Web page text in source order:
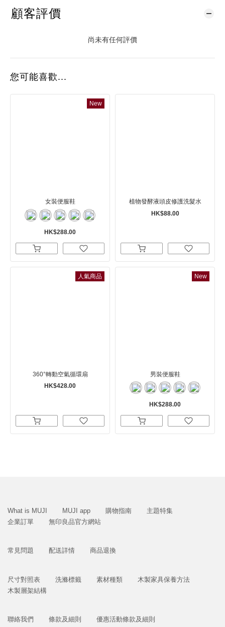
顧客評價
尚未有任何評價
您可能喜歡...
New
女裝便服鞋
HK$288.00
植物發酵液頭皮修護洗髮水
HK$88.00
人氣商品
360°轉動空氣循環扇
HK$428.00
New
男裝便服鞋
HK$288.00
What is MUJI MUJI app 購物指南
主題特集
企業訂單
無印良品官方網站
常見問題 配送詳情 商品退換
尺寸對照表 洗滌標籤 素材種類
木製家具保養方法
木製層架結構
聯絡我們 條款及細則 優惠活動條款及細則